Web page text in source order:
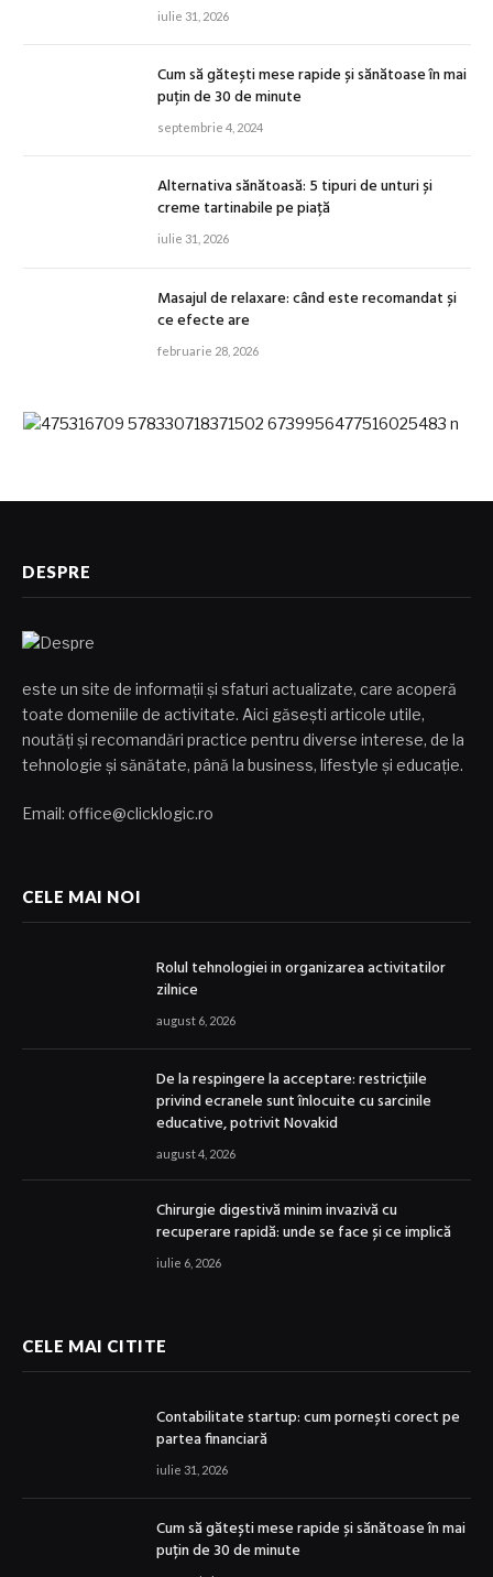
iulie 31, 2026
Cum să gătești mese rapide și sănătoase în mai
puțin de 30 de minute
septembrie 4, 2024
Alternativa sănătoasă: 5 tipuri de unturi și
creme tartinabile pe piață
iulie 31, 2026
Masajul de relaxare: când este recomandat și
ce efecte are
februarie 28, 2026
DESPRE
este un site de informații și sfaturi actualizate, care acoperă
toate domeniile de activitate. Aici găsești articole utile,
noutăți și recomandări practice pentru diverse interese, de la
tehnologie și sănătate, până la business, lifestyle și educație.
Email: office@clicklogic.ro
CELE MAI NOI
Rolul tehnologiei in organizarea activitatilor
zilnice
august 6, 2026
De la respingere la acceptare: restricțiile
privind ecranele sunt înlocuite cu sarcinile
educative, potrivit Novakid
august 4, 2026
Chirurgie digestivă minim invazivă cu
recuperare rapidă: unde se face și ce implică
iulie 6, 2026
CELE MAI CITITE
Contabilitate startup: cum pornești corect pe
partea financiară
iulie 31, 2026
Cum să gătești mese rapide și sănătoase în mai
puțin de 30 de minute